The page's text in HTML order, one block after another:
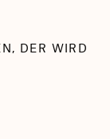
DER WIRD